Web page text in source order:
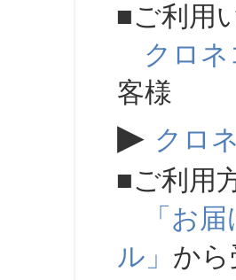
■ご利用
クロ
客様
▶ クロ
■ご利用
「お
ル」 か